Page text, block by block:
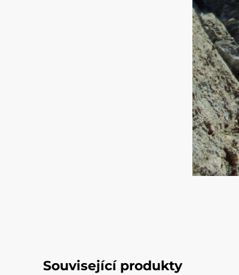
Související produkty